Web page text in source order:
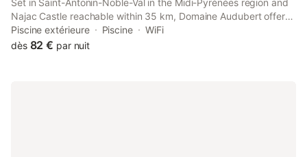
Set in Saint-Antonin-Noble-Val in the Midi-Pyrénées region and
Najac Castle reachable within 35 km, Domaine Audubert offers
accommodation with free WiFi, a children's playground, pool
with a view and free private parking.
Piscine extérieure Piscine
WiFi
dès 82 € par nuit